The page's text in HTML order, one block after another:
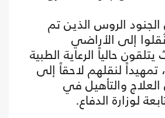
الروس الذين تم
إلى الأراضي
حالياً الرعاية الطبية
لنقلهم لاحقاً إلى
والتأهيل في
لوزارة الدفاع.